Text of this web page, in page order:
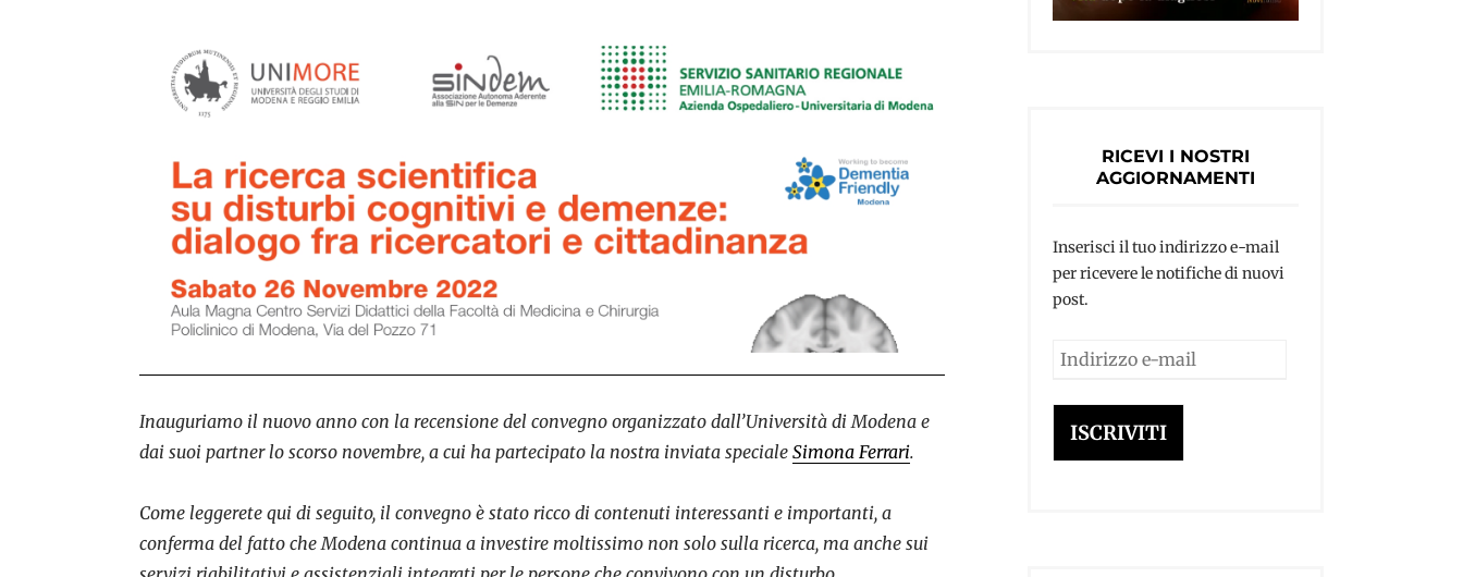
Inauguriamo il nuovo anno con la recensione del convegno organizzato dall’Università di Modena e
dai suoi partner lo scorso novembre, a cui ha partecipato la nostra inviata speciale Simona Ferrari.
Come leggerete qui di seguito, il convegno è stato ricco di contenuti interessanti e importanti, a
conferma del fatto che Modena continua a investire moltissimo non solo sulla ricerca, ma anche sui
RICEVI I NOSTRI
AGGIORNAMENTI
Inserisci il tuo indirizzo e-mail
per ricevere le notifiche di nuovi
post.
Indirizzo
mail
ISCRIVITI